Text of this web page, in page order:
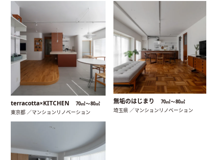
terracotta×KITCHEN 70㎡〜80㎡
東京都 ／マンションリノベーション
無垢のはじまり 70㎡〜80㎡
埼玉県 ／マンションリノベーション